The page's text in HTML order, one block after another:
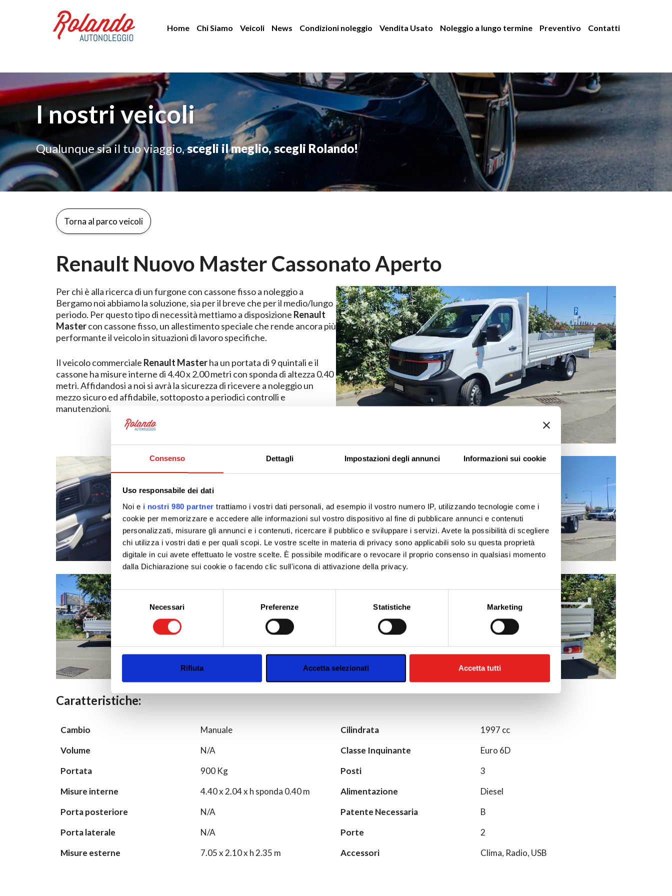
Consenso Dettagli Impostazioni degli annunci Informazioni sui cookie
Uso responsabile dei dati
Noi e i nostri 980 partner trattiamo i vostri dati personali, ad esempio il vostro numero IP, utilizzando tecnologie come i
cookie per memorizzare e accedere alle informazioni sul vostro dispositivo al fine di pubblicare annunci e contenuti
personalizzati, misurare gli annunci e i contenuti, ricercare il pubblico e sviluppare i servizi. Avete la possibilità di scegliere
chi utilizza i vostri dati e per quali scopi. Le vostre scelte in materia di privacy sono applicabili solo su questa proprietà
digitale in cui avete effettuato le vostre scelte. È possibile modificare o revocare il proprio consenso in qualsiasi momento
dalla Dichiarazione sui cookie o facendo clic sull'icona di attivazione della privacy.
Approfondisci come vengono elaborati i tuoi dati personali e imposta le tue preferenze nellasezione dettagli. Puoi
modificare o ritirare il tuo consenso in qualsiasi momento dalla Dichiarazione sui cookie.
Utilizziamo i cookie per personalizzare contenuti ed annunci, per fornire funzionalità dei social media e per analizzare il
Selezione
del
consenso
Necessari Preferenze Statistiche Marketing
Rifiuta Accetta selezionati Accetta tutti
Home Chi Siamo Veicoli News Condizioni noleggio Vendita Usato Noleggio a lungo termine Preventivo Contatti
I nostri veicoli
Qualunque sia il tuo viaggio,scegli il meglio, scegli Rolando!
Torna al parco veicoli
Renault Nuovo Master Cassonato Aperto
Per chi è alla ricerca di un furgone con cassone fisso a noleggio a
Bergamo noi abbiamo la soluzione, sia per il breve che per il medio/lungo
periodo. Per questo tipo di necessità mettiamo a disposizione Renault
Mastercon cassone fisso, un allestimento speciale che rende ancora più
performante il veicolo in situazioni di lavoro specifiche.
Il veicolo commerciale Renault Masterha un portata di 9 quintali e il
cassone ha misure interne di 4.40 x 2.00 metri con sponda di altezza 0.40
metri. Affidandosi a noi si avrà la sicurezza di ricevere a noleggio un
mezzo sicuro ed affidabile, sottoposto a periodici controlli e
manutenzioni.
Caratteristiche:
Cambio
Manuale
Volume
N/A
Portata
900 Kg
Misure interne
4.40 x 2.04 x h sponda 0.40 m
Porta posteriore
N/A
Porta laterale
N/A
Misure esterne
7.05 x 2.10 x h 2.35 m
Cilindrata
1997 cc
Classe Inquinante
Euro 6D
Posti
3
Alimentazione
Diesel
Patente Necessaria
B
Porte
2
Accessori
Clima, Radio, USB